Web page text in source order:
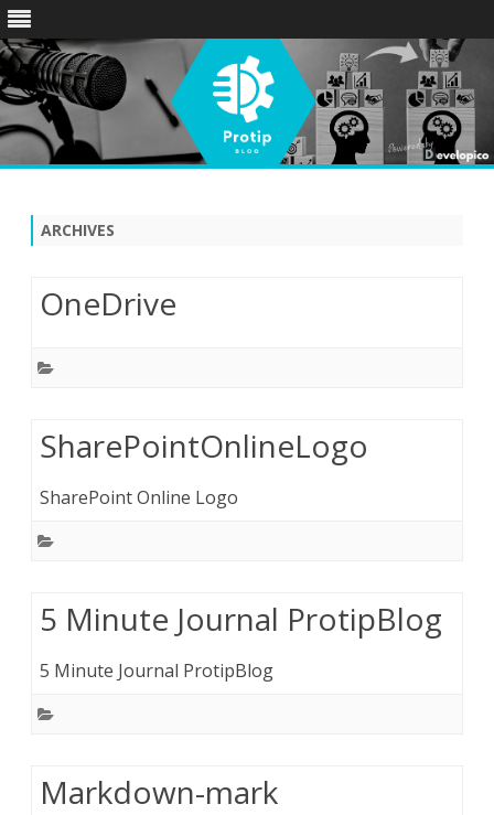
ARCHIVES
OneDrive
SharePointOnlineLogo
SharePoint Online Logo
5 Minute Journal ProtipBlog
5 Minute Journal ProtipBlog
Markdown-mark